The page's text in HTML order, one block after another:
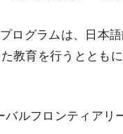
ログラムは、日本
教育を行うととも
バルフロンティアリ